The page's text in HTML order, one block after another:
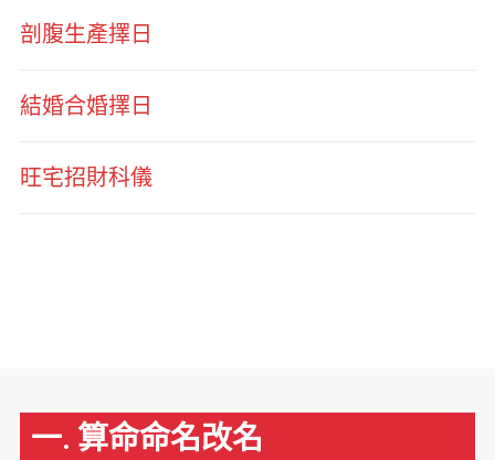
剖腹生產擇日
結婚合婚擇日
旺宅招財科儀
一. 算命命名改名